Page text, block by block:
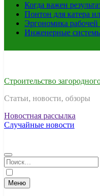
Когда важен
Понтон для катера
Эргономика
Инженерные
Строительство
Статьи, новости, обзоры
Новостная рассылка
Случайные новости
Найти:
Меню